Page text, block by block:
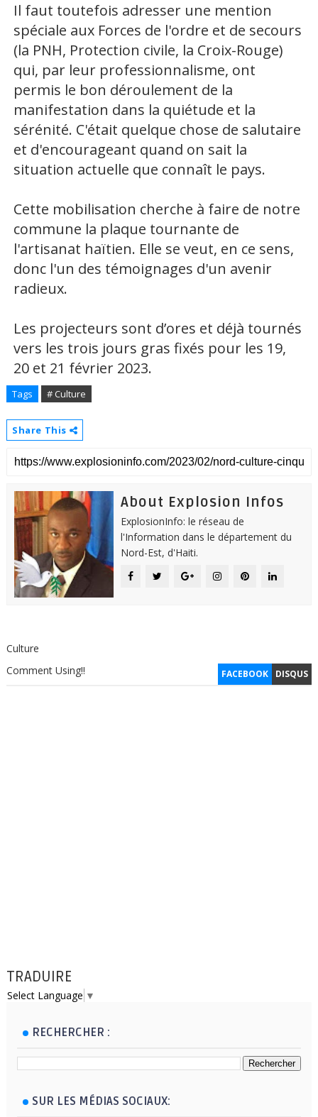
Il faut toutefois adresser une mention
spéciale aux Forces de l'ordre et de secours
(la PNH, Protection civile, la Croix-Rouge)
qui, par leur professionnalisme, ont
permis le bon déroulement de la
manifestation dans la quiétude et la
sérénité. C'était quelque chose de salutaire
et d'encourageant quand on sait la
situation actuelle que connaît le pays.
Cette mobilisation cherche à faire de notre
commune la plaque tournante de
l'artisanat haïtien. Elle se veut, en ce sens,
donc l'un des témoignages d'un avenir
radieux.
Les projecteurs sont d’ores et déjà tournés
vers les trois jours gras fixés pour les 19,
20 et 21 février 2023.
Tags # Culture
Share This
About Explosion Infos
ExplosionInfo: le réseau de
l'Information dans le département du
Nord-Est, d'Haiti.
Culture
FACEBOOK DISQUS
Comment Using!!
TRADUIRE
Select Language ▼
RECHERCHER :
SUR LES MÉDIAS SOCIAUX: